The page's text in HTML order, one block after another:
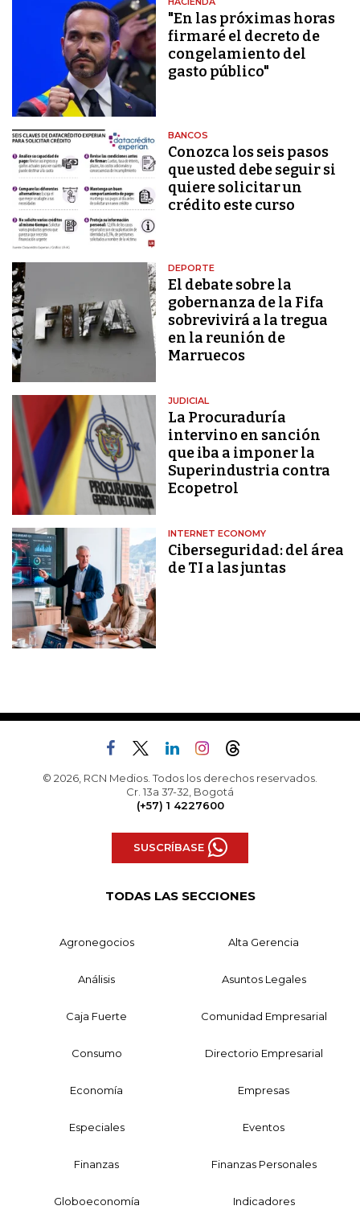
"En las próximas horas
firmaré el decreto de
congelamiento del
gasto público"
BANCOS
Conozca los seis pasos
que usted debe seguir si
quiere solicitar un
crédito este curso
DEPORTE
El debate sobre la
gobernanza de la Fifa
sobrevivirá a la tregua
en la reunión de
Marruecos
JUDICIAL
La Procuraduría
intervino en sanción
que iba a imponer la
Superindustria contra
Ecopetrol
INTERNET ECONOMY
Ciberseguridad: del área
de TI a las juntas
© 2026, RCN Medios. Todos los derechos reservados.
Cr. 13a 37-32, Bogotá
(+57) 1 4227600
SUSCRÍBASE
TODAS LAS SECCIONES
Agronegocios Alta Gerencia
Análisis Asuntos Legales
Caja Fuerte Comunidad Empresarial
Consumo Directorio Empresarial
Economía Empresas
Especiales Eventos
Finanzas Finanzas Personales
Globoeconomía Indicadores